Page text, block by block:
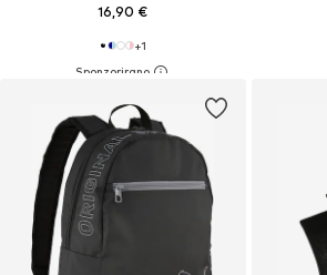
16,90 €
+1